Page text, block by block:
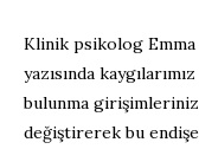
Klinik psikolog
yazısında
bulunma
değiştirerek bu